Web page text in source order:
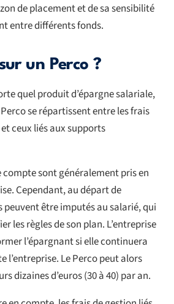
de placement et de sa sensibilité
entre différents fonds.
un Perco ?
quel produit d’épargne salariale,
se répartissent entre les frais
ceux liés aux supports
compte sont généralement pris en
Cependant, au départ de
peuvent être imputés au salarié, qui
les règles de son plan. L’entreprise
l’épargnant si elle continuera
l’entreprise. Le Perco peut alors
dizaines d’euros (30 à 40) par an.